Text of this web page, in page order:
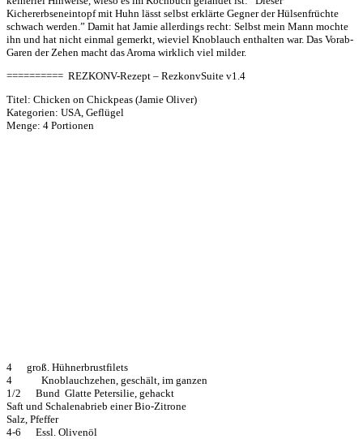
Kichererbseneintopf mit Huhn lässt selbst erklärte Gegner der Hülsenfrüchte
schwach werden.” Damit hat Jamie allerdings recht: Selbst mein Mann mochte
ihn und hat nicht einmal gemerkt, wieviel Knoblauch enthalten war. Das Vorab-
Garen der Zehen macht das Aroma wirklich viel milder.
========== REZKONV-Rezept – RezkonvSuite v1.4
Titel: Chicken on Chickpeas (Jamie Oliver)
Kategorien: USA, Geflügel
Menge: 4 Portionen
4 groß. Hühnerbrustfilets
4 Knoblauchzehen, geschält, im ganzen
1/2 Bund Glatte Petersilie, gehackt
Saft und Schalenabrieb einer Bio-Zitrone
Salz, Pfeffer
4-6 Essl. Olivenöl